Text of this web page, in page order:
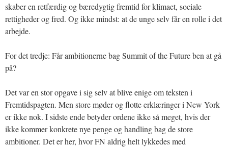
skaber en retfærdig og bæredygtig fremtid for klimaet, sociale
rettigheder og fred. Og ikke mindst: at de unge selv får en rolle i det
arbejde.
For det tredje: Får ambitionerne bag Summit of the Future ben at gå
på?
Det var en stor opgave i sig selv at blive enige om teksten i
Fremtidspagten. Men store møder og flotte erklæringer i New York
er ikke nok. I sidste ende betyder ordene ikke så meget, hvis der
ikke kommer konkrete nye penge og handling bag de store
ambitioner. Det er her, hvor FN aldrig helt lykkedes med